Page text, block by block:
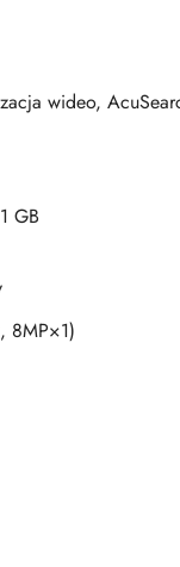
wideo,
GB
8MP×1)